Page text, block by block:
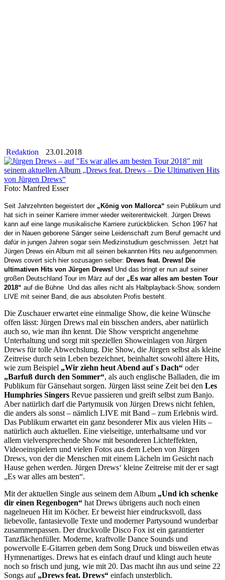
Redaktion 23.01.2018
Foto: Manfred Esser
Seit Jahrzehnten begeistert der „König von Mallorca“ sein Publikum und
hat sich in seiner Karriere immer wieder weiterentwickelt. Jürgen Drews
kann auf eine lange musikalische Karriere zurückblicken. Schon 1967 hat
der in Nauen geborene Sänger seine Leidenschaft zum Beruf gemacht und
dafür in jungen Jahren sogar sein Medizinstudium geschmissen. Jetzt hat
Jürgen Drews ein Album mit all seinen bekannten Hits neu aufgenommen.
Drews covert sich hier sozusagen selber: Drews feat. Drews! Die
ultimativen Hits von Jürgen Drews! Und das bringt er nun auf seiner
großen Deutschland Tour im März auf der „Es war alles am besten Tour
2018“ auf die Bühne Und das alles nicht als Halbplayback-Show, sondern
LIVE mit seiner Band, die aus absoluten Profis besteht.
Die Zuschauer erwartet eine einmalige Show, die keine Wünsche
offen lässt: Jürgen Drews mal ein bisschen anders, aber natürlich
auch so, wie man ihn kennt. Die Show verspricht angenehme
Unterhaltung und sorgt mit speziellen Showeinlagen von Jürgen
Drews für tolle Abwechslung. Die Show, die Jürgen selbst als kleine
Zeitreise durch sein Leben bezeichnet, beinhaltet sowohl ältere Hits,
wie zum Beispiel „Wir ziehn heut Abend auf´s Dach“ oder
„Barfuß durch den Sommer“, als auch englische Balladen, die im
Publikum für Gänsehaut sorgen. Jürgen lässt seine Zeit bei den Les
Humphries Singers Revue passieren und greift selbst zum Banjo.
Aber natürlich darf die Partymusik von Jürgen Drews nicht fehlen,
die anders als sonst – nämlich LIVE mit Band – zum Erlebnis wird.
Das Publikum erwartet ein ganz besonderer Mix aus vielen Hits –
natürlich auch aktuellen. Eine vielseitige, unterhaltsame und vor
allem vielversprechende Show mit besonderen Lichteffekten,
Videoeinspielern und vielen Fotos aus dem Leben von Jürgen
Drews, von der die Menschen mit einem Lächeln im Gesicht nach
Hause gehen werden. Jürgen Drews‘ kleine Zeitreise mit der er sagt
„Es war alles am besten“.
Mit der aktuellen Single aus seinem dem Album „Und ich schenke
dir einen Regenbogen“ hat Drews übrigens auch noch einen
nagelneuen Hit im Köcher. Er beweist hier eindrucksvoll, dass
liebevolle, fantasievolle Texte und moderner Partysound wunderbar
zusammenpassen. Der druckvolle Disco Fox ist ein garantierter
Tanzflächenfüller. Moderne, kraftvolle Dance Sounds und
powervolle E-Gitarren geben dem Song Druck und bisweilen etwas
Hymnenartiges. Drews hat es einfach drauf und klingt auch heute
noch so frisch und jung, wie mit 20. Das macht ihn aus und seine 22
Songs auf „Drews feat. Drews“ einfach unsterblich.